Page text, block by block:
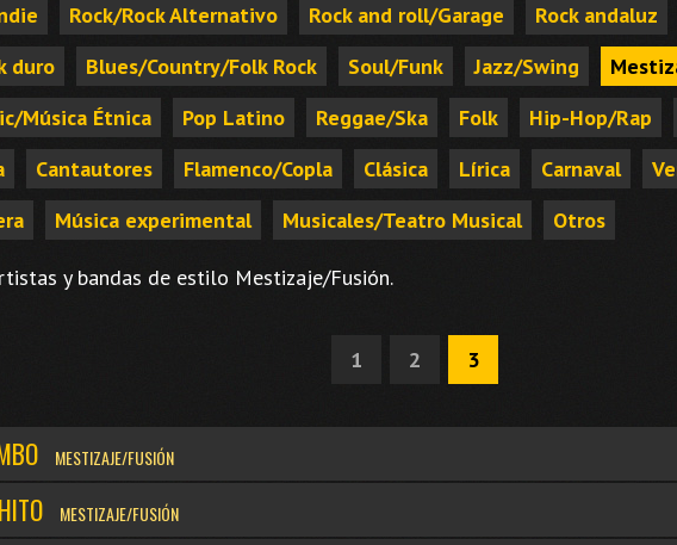
Rock/Rock Alternativo Rock and roll/Garage Rock andaluz
duro
Blues/Country/Folk Rock Soul/Funk Jazz/Swing
Música Étnica
Pop Latino Reggae/Ska Folk Hip-Hop/Rap
Cantautores Flamenco/Copla Clásica Lírica Carnaval
Música experimental Musicales/Teatro Musical Otros
y bandas de estilo Mestizaje/Fusión.
1 2 3
MESTIZAJE/FUSIÓN
MESTIZAJE/FUSIÓN